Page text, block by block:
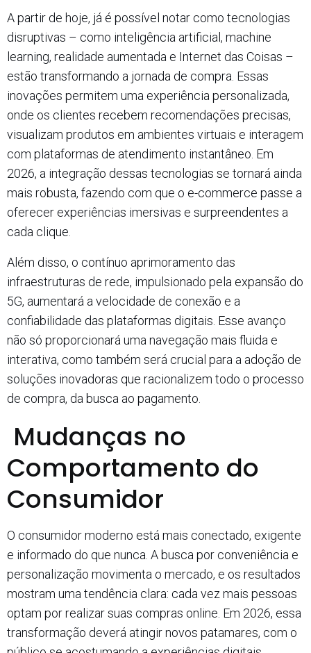
A partir de hoje, já é possível notar como tecnologias
disruptivas – como inteligência artificial, machine
learning, realidade aumentada e Internet das Coisas –
estão transformando a jornada de compra. Essas
inovações permitem uma experiência personalizada,
onde os clientes recebem recomendações precisas,
visualizam produtos em ambientes virtuais e interagem
com plataformas de atendimento instantâneo. Em
2026, a integração dessas tecnologias se tornará ainda
mais robusta, fazendo com que o e-commerce passe a
oferecer experiências imersivas e surpreendentes a
cada clique.
Além disso, o contínuo aprimoramento das
infraestruturas de rede, impulsionado pela expansão do
5G, aumentará a velocidade de conexão e a
confiabilidade das plataformas digitais. Esse avanço
não só proporcionará uma navegação mais fluida e
interativa, como também será crucial para a adoção de
soluções inovadoras que racionalizem todo o processo
de compra, da busca ao pagamento.
Mudanças no
Comportamento do
Consumidor
O consumidor moderno está mais conectado, exigente
e informado do que nunca. A busca por conveniência e
personalização movimenta o mercado, e os resultados
mostram uma tendência clara: cada vez mais pessoas
optam por realizar suas compras online. Em 2026, essa
transformação deverá atingir novos patamares, com o